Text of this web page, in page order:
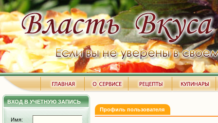
ВХОД В УЧЕТНУЮ ЗАПИСЬ
Имя:
Профиль пользователя